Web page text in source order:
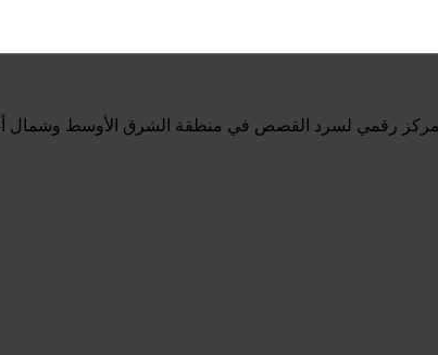
رقمي لسرد القصص في منطقة الشرق الأوسط وشمال